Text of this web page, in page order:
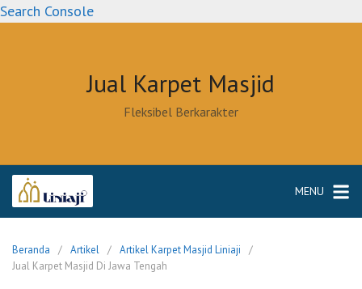
Search ConsoleLangsung
Jual Karpet Masjid
Fleksibel Berkarakter
MENU
Beranda Artikel
Artikel Karpet Masjid Liniaji
Jual Karpet Masjid Di Jawa Tengah